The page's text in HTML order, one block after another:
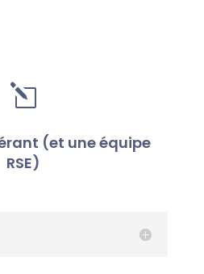
l
(et une équipe
RSE)